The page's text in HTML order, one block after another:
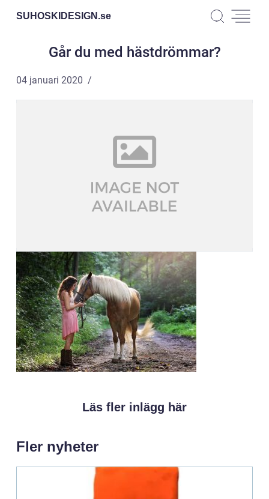
SUHOSKIDESIGN.se
Går du med hästdrömmar?
04 januari 2020
Läs fler inlägg här
Fler nyheter